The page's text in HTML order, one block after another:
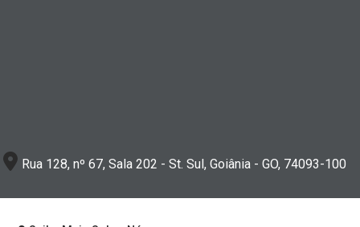
Rua 128, nº 67, Sala 202 - St. Sul, Goiânia - GO, 74093-100